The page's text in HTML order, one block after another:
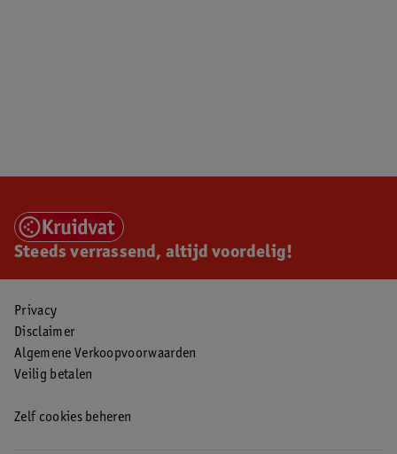
Steeds verrassend, altijd voordelig!
Privacy
Disclaimer
Algemene Verkoopvoorwaarden
Veilig betalen
Zelf cookies beheren